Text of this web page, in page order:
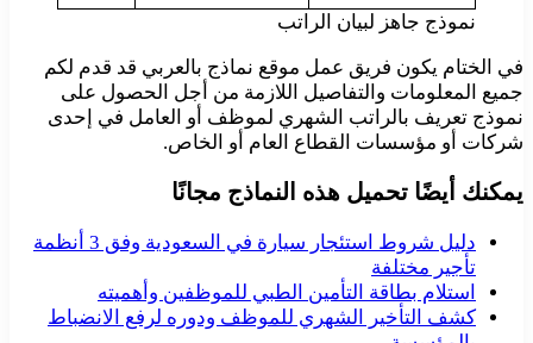
نموذج جاهز لبيان الراتب
في الختام يكون فريق عمل موقع نماذج بالعربي قد قدم لكم
جميع المعلومات والتفاصيل اللازمة من أجل الحصول على
نموذج تعريف بالراتب الشهري لموظف أو العامل في إحدى
شركات أو مؤسسات القطاع العام أو الخاص.
يمكنك أيضًا تحميل هذه النماذج مجانًا
دليل شروط استئجار سيارة في السعودية وفق 3 أنظمة
تأجير مختلفة
استلام بطاقة التأمين الطبي للموظفين وأهميته
كشف التأخير الشهري للموظف ودوره لرفع الانضباط